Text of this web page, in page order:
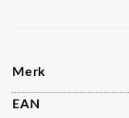
Merk
EAN